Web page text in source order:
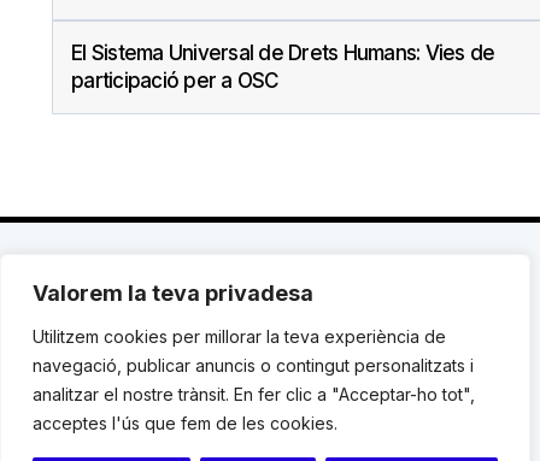
Valorem la teva privadesa
Utilitzem cookies per millorar la teva experiència de
navegació, publicar anuncis o contingut personalitzats i
analitzar el nostre trànsit. En fer clic a "Acceptar-ho tot",
acceptes l'ús que fem de les cookies.
El Sistema Universal de Drets Humans: Vies de
participació per a OSC
C. Avinyó 44, 2n | 08002 Barcelona |
119 03 72|institut@idhc.org
© Institut de Drets Humans de Catalunya.
Avis legal|Cookies|Contacte